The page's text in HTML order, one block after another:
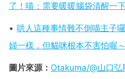
了！喵：需要暖暖腦袋清醒一
• 哄人這種事情難不倒喵主子
婦一樣，但貓咪根本不害怕喔～
圖片來源： Otakuma/@山口弘